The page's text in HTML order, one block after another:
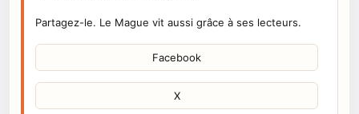
Partagez-le. Le Mague vit aussi grâce à ses lecteurs.
Facebook
X